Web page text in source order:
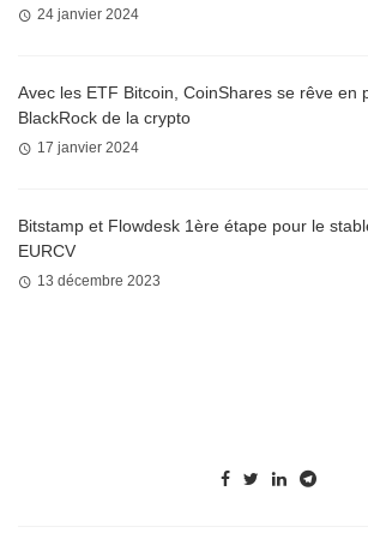
24 janvier 2024
Avec les ETF Bitcoin, CoinShares se rêve en
BlackRock de la crypto
17 janvier 2024
Bitstamp et Flowdesk 1ère étape pour le
EURCV
13 décembre 2023